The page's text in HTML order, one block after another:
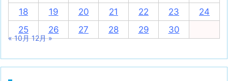
18
19 20 21 22 23
24
25
26 27 28 29 30
« 10月 12月 »